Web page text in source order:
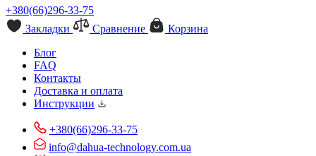
+380(66)296-33-75
Закладки
Сравнение
Корзина
Блог
FAQ
Контакты
Доставка и оплата
Инструкции
+380(66)296-33-75
info@dahua-technology.com.ua